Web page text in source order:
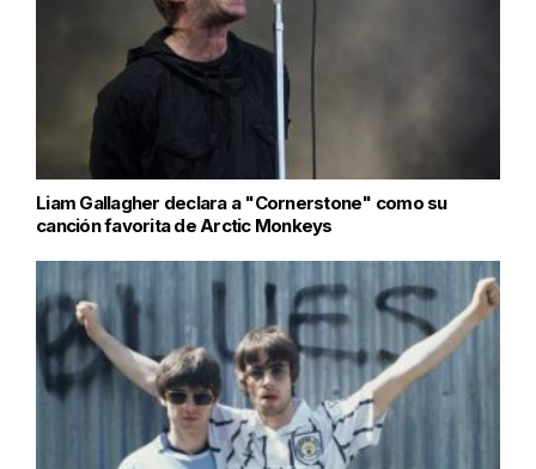
Liam Gallagher declara a "Cornerstone" como su
canción favorita de Arctic Monkeys